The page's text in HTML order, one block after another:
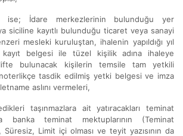
ise; İdare merkezlerinin bulunduğu yer
siciline kayıtlı bulunduğu ticaret veya sanayi
mesleki kuruluştan, ihalenin yapıldığı yıl
kayıt belgesi ile tüzel kişilik adına ihaleye
bulunacak kişilerin temsile tam yetkili
tasdik edilmiş yetki belgesi ve imza
aslını vermeleri,
taşınmazlara ait yatıracakları teminat
banka teminat mektuplarının (Teminat
Limit içi olması ve teyit yazısının da